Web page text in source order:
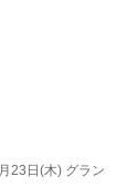
日(木) グラン